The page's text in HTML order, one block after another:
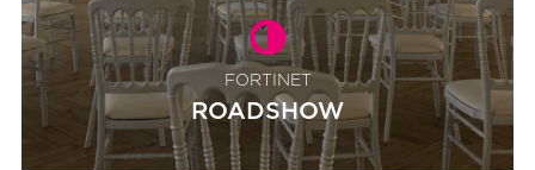
FORTINET
ROADSHOW